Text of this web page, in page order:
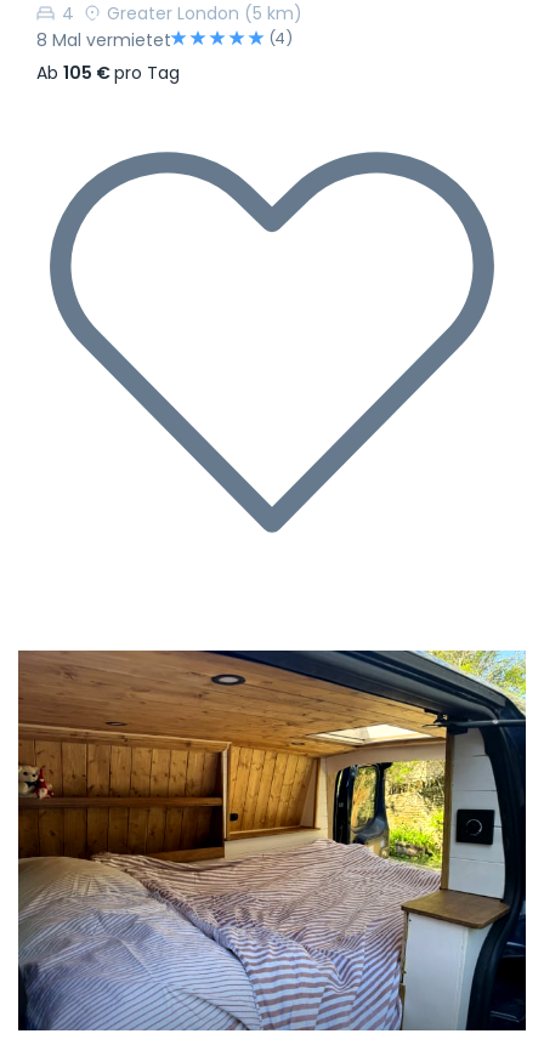
4 Greater London (5 km)
8 Mal vermietet
(4)
Ab 105 €pro Tag